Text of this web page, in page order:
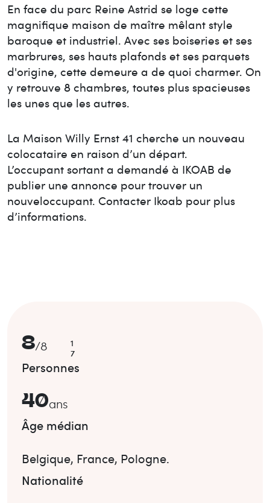
En face du parc Reine Astrid se loge cette
magnifique maison de maître mêlant style
baroque et industriel. Avec ses boiseries et ses
marbrures, ses hauts plafonds et ses parquets
d'origine, cette demeure a de quoi charmer. On
y retrouve 8 chambres, toutes plus spacieuses
les unes que les autres.
La Maison Willy Ernst 41 cherche un nouveau
colocataire en raison d’un départ.
L’occupant sortant a demandé à IKOAB de
publier une annonce pour trouver un
nouveloccupant. Contacter Ikoab pour plus
d’informations.
8/8
1
7
Personnes
40ans
Âge médian
Belgique, France, Pologne.
Nationalité